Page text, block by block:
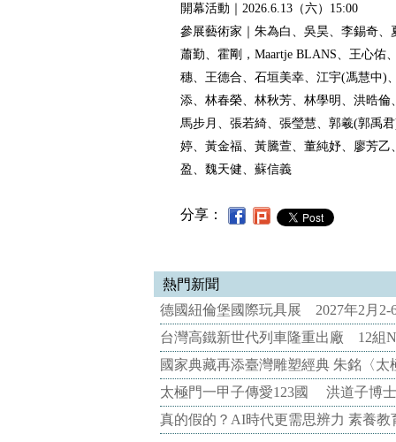
開幕活動｜2026.6.13（六）15:00
參展藝術家｜朱為白、吳昊、李錫奇
蕭勤、霍剛，Maartje BLANS、王心佑
穗、王德合、石垣美幸、江宇(馮慧中)
添、林春榮、林秋芳、林學明、洪晧
馬步月、張若綺、張瑩慧、郭羲(郭禹
婷、黃金福、黃騰萱、董純妤、廖芳
盈、魏天健、蘇信義
分享：
熱門新聞
德國紐倫堡國際玩具展 2027年2月2-
台灣高鐵新世代列車隆重出廠 12組
國家典藏再添臺灣雕塑經典 朱銘〈
太極門一甲子傳愛123國 洪道子博
真的假的？AI時代更需思辨力 素養